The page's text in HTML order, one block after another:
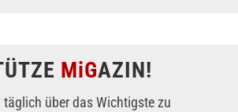
MiGAZIN!
über das Wichtigste zu